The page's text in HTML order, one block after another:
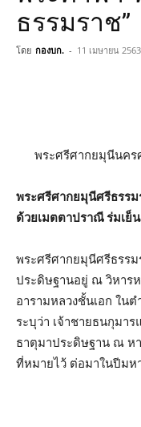
ธรรมราช”
โดย กองบก. - 11 เมษายน 2563
พระศรี​ศากยมุนี​นคร​
พระศรีศากยมุนี​ศรีธรร
ด้วย​เมตตา​ปราณี​ ร่มเย็
พระศรีศากยมุนี​ศรีธรร
ประดิษฐาน​อยู่​ ณ​ วิหาร​
อารามหลวงชั้นเอก​ ใน
ระบุว่า​ เจ้าชายธนกุมา
ธาตุ​มาประดิษฐาน​ ณ​ ห
ที่หมายไว้ ต่อมาในปีมห